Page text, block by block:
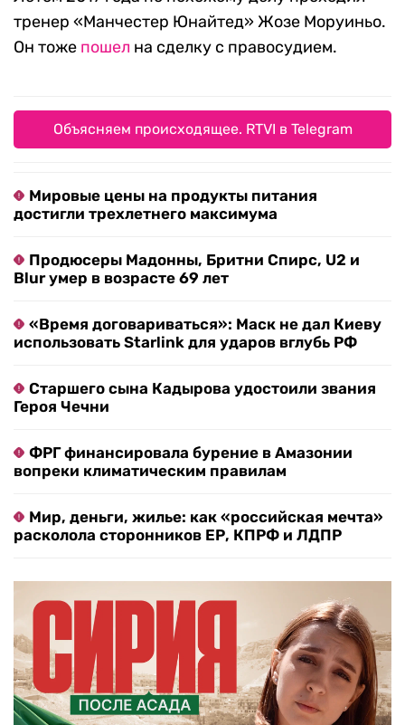
тренер «Манчестер Юнайтед» Жозе Моруиньо.
Он тоже пошел на сделку с правосудием.
Объясняем происходящее. RTVI в Telegram
Мировые цены на продукты питания
достигли трехлетнего максимума
Продюсеры Мадонны, Бритни Спирс, U2 и
Blur умер в возрасте 69 лет
«Время договариваться»: Маск не дал Киеву
использовать Starlink для ударов вглубь РФ
Старшего сына Кадырова удостоили звания
Героя Чечни
ФРГ финансировала бурение в Амазонии
вопреки климатическим правилам
Мир, деньги, жилье: как «российская мечта»
расколола сторонников ЕР, КПРФ и ЛДПР